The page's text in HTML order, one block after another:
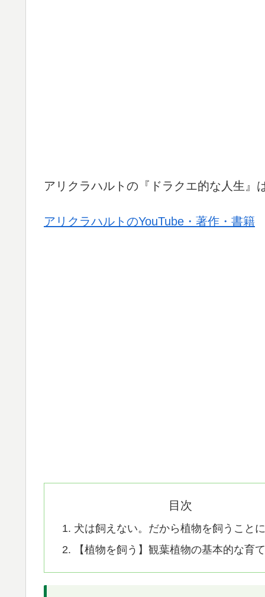
アリクラハルトの『ドラクエ的な人生』
アリクラハルトのYouTube・著作・書籍
目次
犬は飼えない。だから植物を飼うこと
【植物を飼う】観葉植物の基本的な育